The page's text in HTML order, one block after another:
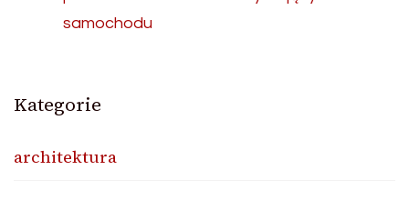
samochodu
Kategorie
architektura